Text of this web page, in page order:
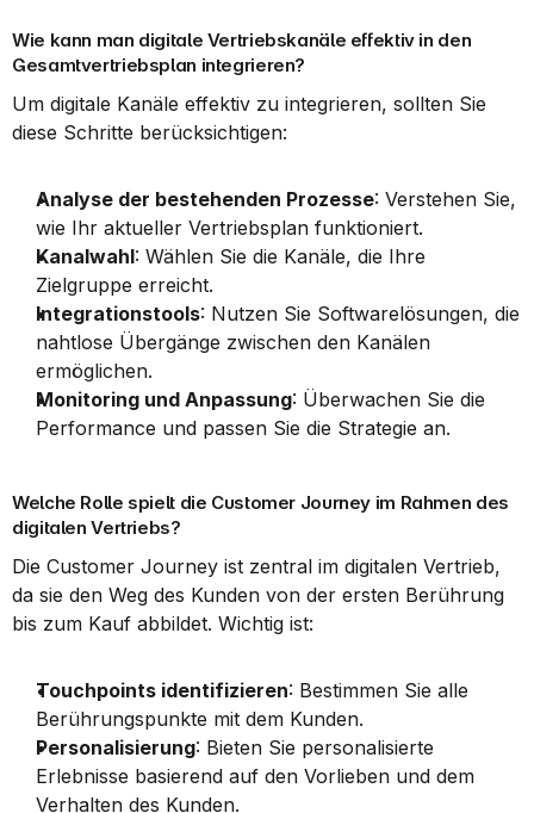
Wie kann man digitale Vertriebskanäle effektiv in den
Gesamtvertriebsplan integrieren?
Um digitale Kanäle effektiv zu integrieren, sollten Sie
diese Schritte berücksichtigen:
Analyse der bestehenden Prozesse: Verstehen Sie,
wie Ihr aktueller Vertriebsplan funktioniert.
Kanalwahl: Wählen Sie die Kanäle, die Ihre
Zielgruppe erreicht.
Integrationstools: Nutzen Sie Softwarelösungen, die
nahtlose Übergänge zwischen den Kanälen
ermöglichen.
Monitoring und Anpassung: Überwachen Sie die
Performance und passen Sie die Strategie an.
Welche Rolle spielt die Customer Journey im Rahmen des
digitalen Vertriebs?
Die Customer Journey ist zentral im digitalen Vertrieb,
da sie den Weg des Kunden von der ersten Berührung
bis zum Kauf abbildet. Wichtig ist:
Touchpoints identifizieren: Bestimmen Sie alle
Berührungspunkte mit dem Kunden.
Personalisierung: Bieten Sie personalisierte
Erlebnisse basierend auf den Vorlieben und dem
Verhalten des Kunden.